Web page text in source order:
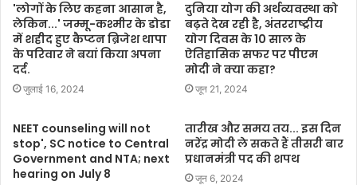
'लोगों के लिए कहना आसान है,
लेकिन...' जम्मू-कश्मीर के डोडा
में शहीद हुए कैप्टन ब्रिजेश थापा
के परिवार ने बयां किया अपना
दर्द.
जुलाई 16, 2024
दुनिया योग की अर्थव्यवस्था को
बढ़ते देख रही है, अंतरराष्ट्रीय
योग दिवस के 10 साल के
ऐतिहासिक सफर पर पीएम
मोदी ने क्या कहा?
जून 21, 2024
NEET counseling will not
stop', SC notice to Central
Government and NTA; next
hearing on July 8
तारीख और समय तय... इस दिन
नरेंद्र मोदी ले सकते हैं तीसरी बार
प्रधानमंत्री पद की शपथ
जून 6, 2024